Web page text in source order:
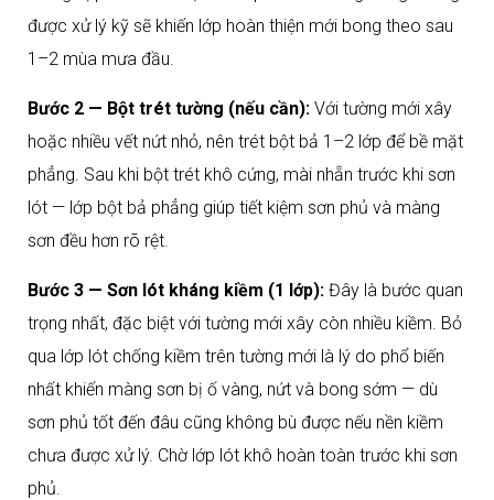
được xử lý kỹ sẽ khiến lớp hoàn thiện mới bong theo sau
1–2 mùa mưa đầu.
Bước 2 — Bột trét tường (nếu cần): Với tường mới xây
hoặc nhiều vết nứt nhỏ, nên trét bột bả 1–2 lớp để bề mặt
phẳng. Sau khi bột trét khô cứng, mài nhẵn trước khi sơn
lót — lớp bột bả phẳng giúp tiết kiệm sơn phủ và màng
sơn đều hơn rõ rệt.
Bước 3 — Sơn lót kháng kiềm (1 lớp): Đây là bước quan
trọng nhất, đặc biệt với tường mới xây còn nhiều kiềm. Bỏ
qua lớp lót chống kiềm trên tường mới là lý do phổ biến
nhất khiến màng sơn bị ố vàng, nứt và bong sớm — dù
sơn phủ tốt đến đâu cũng không bù được nếu nền kiềm
chưa được xử lý. Chờ lớp lót khô hoàn toàn trước khi sơn
phủ.